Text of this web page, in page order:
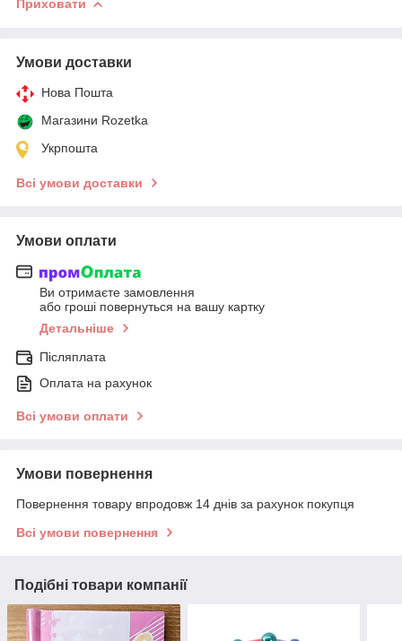
Приховати
Умови доставки
Нова Пошта
Магазини Rozetka
Укрпошта
Всі умови доставки
Умови оплати
Ви отримаєте замовлення
або гроші повернуться на вашу картку
Детальніше
Післяплата
Оплата на рахунок
Всі умови оплати
Умови повернення
Повернення товару впродовж 14 днів за рахунок покупця
Всі умови повернення
Подібні товари компанії